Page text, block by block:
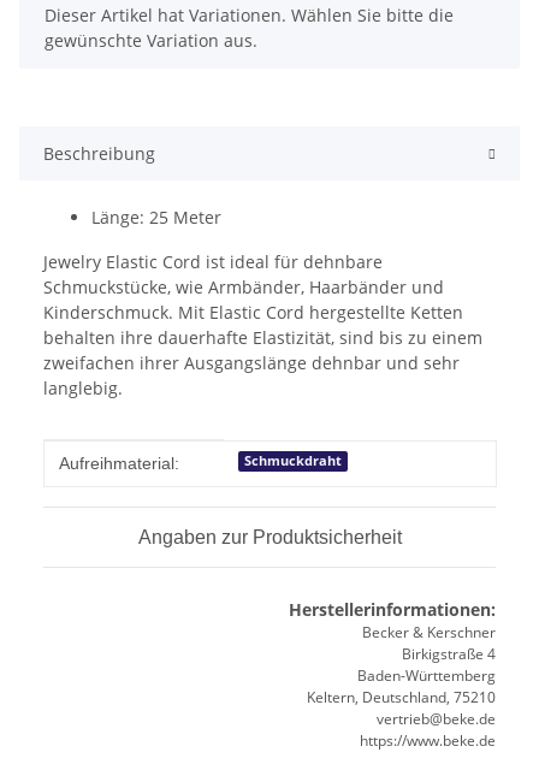
x
Dieser Artikel hat Variationen. Wählen Sie bitte die
gewünschte Variation aus.
Beschreibung
Länge: 25 Meter
Jewelry Elastic Cord ist ideal für dehnbare
Schmuckstücke, wie Armbänder, Haarbänder und
Kinderschmuck. Mit Elastic Cord hergestellte Ketten
behalten ihre dauerhafte Elastizität, sind bis zu einem
zweifachen ihrer Ausgangslänge dehnbar und sehr
langlebig.
Produkteigenschaft
Wert
Aufreihmaterial: Schmuckdraht
Angaben zur Produktsicherheit
Herstellerinformationen:
Becker & Kerschner
Birkigstraße 4
Baden-Württemberg
Keltern, Deutschland, 75210
vertrieb@beke.de
https://www.beke.de